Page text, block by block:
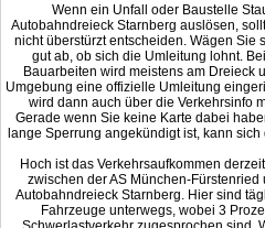
Wenn ein Unfall oder Baustelle
Autobahndreieck Starnberg auslösen,
nicht überstürzt entscheiden. Wägen Sie
gut ab, ob sich die Umleitung lohnt.
Bauarbeiten wird meistens am Dreieck
Umgebung eine offizielle Umleitung
wird dann auch über die Verkehrsinfo
Gerade wenn Sie keine Karte dabei
lange Sperrung angekündigt ist, kann
Hoch ist das Verkehrsaufkommen
zwischen der AS München-Fürstenried
Autobahndreieck Starnberg. Hier sind
Fahrzeuge unterwegs, wobei 3